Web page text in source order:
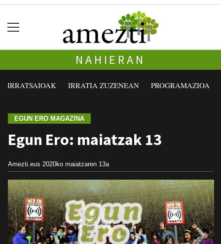
NAHIERAN
IRRATSAIOAK IRRATIA ZUZENEAN PROGRAMAZIOA
EGUN ERO MAGAZINA
Egun Ero: maiatzak 13
Amezti.eus 2020ko maiatzaren 13a